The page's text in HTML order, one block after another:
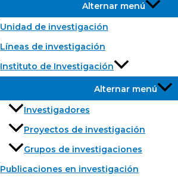
Alternar menú
Unidad de investigación
Líneas de investigación
Instituto de Investigación
Alternar menú
Investigadores
Proyectos de investigación
Grupos de investigaciones
Publicaciones en investigación